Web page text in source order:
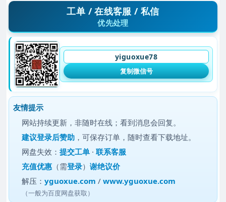
工单 / 在线客服 / 私信
优先处理
yiguoxue78
复制微信号
友情提示
网站持续更新，非随时在线；看到消息会回复。
建议登录后赞助 ，可保存订单，随时查看下载地址。
网盘失效：提交工单 ·联系客服
充值优惠 （需登录）谢绝议价
解压：yguoxue.com /www.yguoxue.com
（一般为百度网盘获取）